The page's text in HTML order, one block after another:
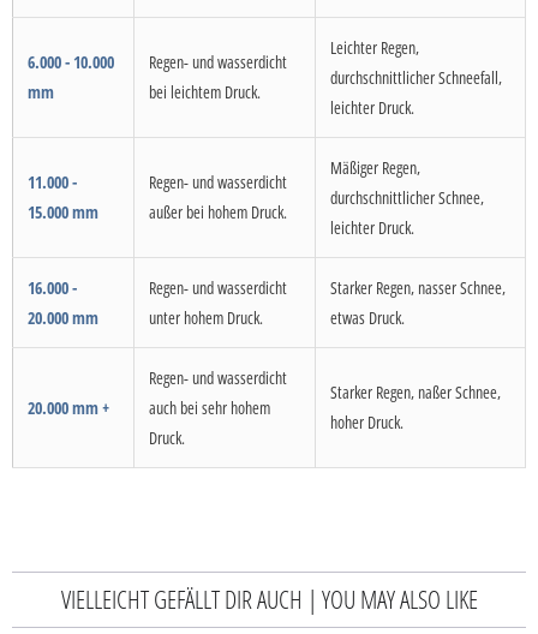
6.000 - 10.000
mm
Regen- und wasserdicht
bei leichtem Druck.
Leichter Regen,
durchschnittlicher Schneefall,
leichter Druck.
11.000 -
15.000 mm
Regen- und wasserdicht
außer bei hohem Druck.
Mäßiger Regen,
durchschnittlicher Schnee,
leichter Druck.
16.000 -
20.000 mm
Regen- und wasserdicht
unter hohem Druck.
Starker Regen, nasser Schnee,
etwas Druck.
20.000 mm +
Regen- und wasserdicht
auch bei sehr hohem
Druck.
Starker Regen, naßer Schnee,
hoher Druck.
VIELLEICHT GEFÄLLT DIR AUCH | YOU MAY ALSO LIKE